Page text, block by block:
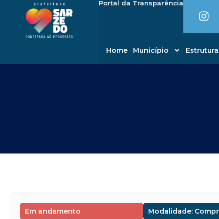
conteúdo Portal da Transparência
n
t
a
Home Município Estrutura
Em andamento Modalidade: